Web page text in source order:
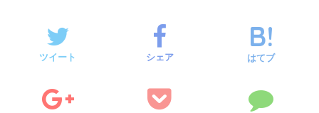
ツイート シェア はてブ